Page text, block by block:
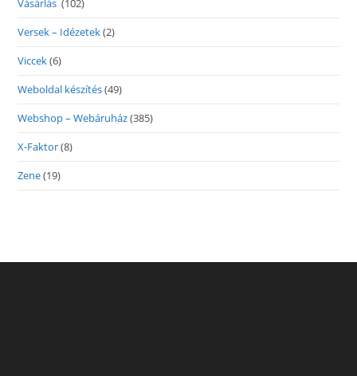
Vásárlás (102)
Versek – Idézetek(2)
Viccek(6)
Weboldal készítés(49)
Webshop – Webáruház(385)
X-Faktor(8)
Zene(19)